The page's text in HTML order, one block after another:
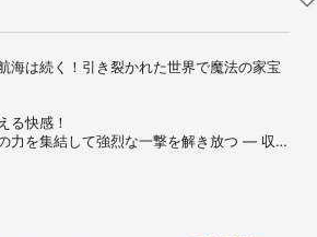
海は続く！引き裂かれた世界で魔法の家宝
る快感！
力を集結して強烈な一撃を解き放つ ― 収集
爆発とともに分裂した世界。